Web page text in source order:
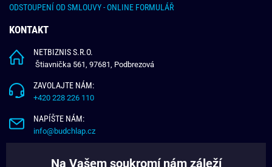
ODSTOUPENÍ OD SMLOUVY - ONLINE FORMULÁŘ
KONTAKT
NETBIZNIS S.R.O.
Štiavnička 561, 97681, Podbrezová
ZAVOLAJTE NÁM:
+420 228 226 110
NAPÍŠTE NÁM:
info@budchlap.cz
Na Vašem soukromí nám záleží